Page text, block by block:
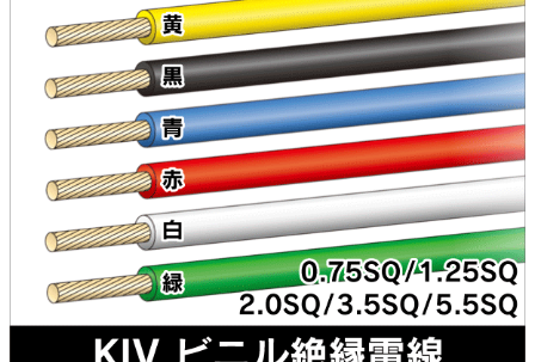
LANケーブル・コネクタ・関連資材/機器
ネットワーク機器
エアコン・換気扇・空調資材
太陽光発電ケーブル・コネクタ・関連資
材/機器
電源ケーブル／コネクタ／分電盤／ブレ
ーカ
照明・照明器具
電源タップ・延長コード
スイッチ・コンセント（配線器具）
EV充電設備工事
照明設置工事
太陽光発電工事
ホテル・病院向け